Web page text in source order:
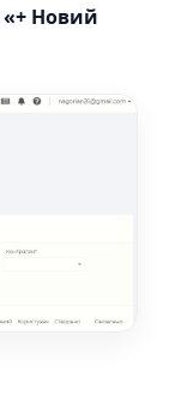
«+ Новий